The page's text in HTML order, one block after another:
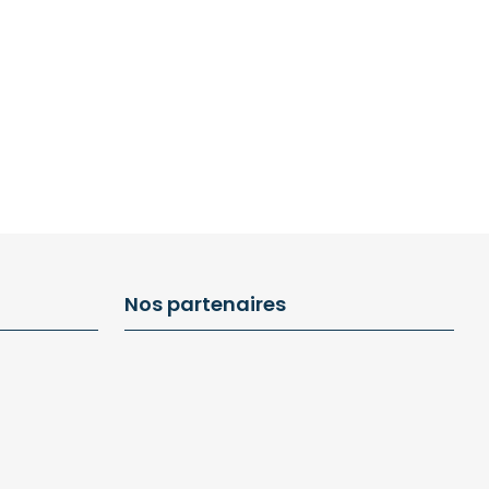
Nos partenaires